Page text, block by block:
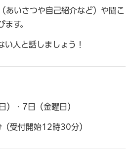
あいさつや自己紹介など）や聞こ
す。
い人と話しましょう！
）・7日（金曜日）
受付開始12時30分）